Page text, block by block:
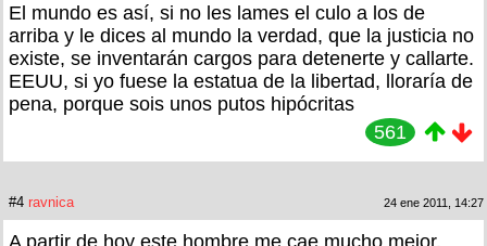
El mundo es así, si no les lames el culo a los de
arriba y le dices al mundo la verdad, que la justicia no
existe, se inventarán cargos para detenerte y callarte.
EEUU, si yo fuese la estatua de la libertad, lloraría de
pena, porque sois unos putos hipócritas
561
#4 ravnica 24 ene 2011, 14:27
A partir de hoy este hombre me cae mucho mejor.